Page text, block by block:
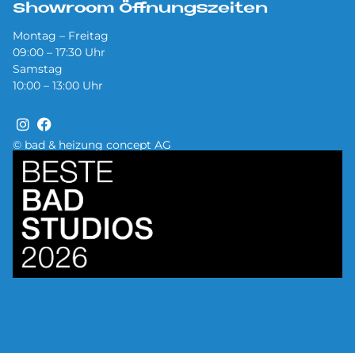
© bad & heizung concept AG
Showroom Öffnungszeiten
Montag – Freitag
09:00 – 17:30 Uhr
Samstag
10:00 – 13:00 Uhr